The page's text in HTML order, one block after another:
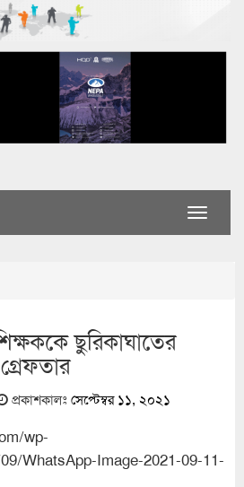
Toggle
ছুরিকাঘাতের
প্রকাশকালঃ সেপ্টেম্বর ১১, ২০২১